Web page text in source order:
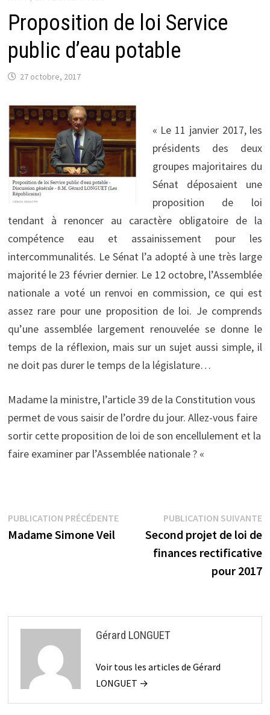
Proposition de loi Service
public d’eau potable
27 octobre, 2017
« Le 11 janvier 2017, les
présidents des deux
groupes majoritaires du
Sénat déposaient une
proposition de loi
tendant à renoncer au caractère obligatoire de la
compétence eau et assainissement pour les
intercommunalités. Le Sénat l’a adopté à une très large
majorité le 23 février dernier. Le 12 octobre, l’Assemblée
nationale a voté un renvoi en commission, ce qui est
assez rare pour une proposition de loi. Je comprends
qu’une assemblée largement renouvelée se donne le
temps de la réflexion, mais sur un sujet aussi simple, il
ne doit pas durer le temps de la législature…
Madame la ministre, l’article 39 de la Constitution vous
permet de vous saisir de l’ordre du jour. Allez-vous faire
sortir cette proposition de loi de son encellulement et la
faire examiner par l’Assemblée nationale ? «
Navigation
de
PUBLICATION PRÉCÉDENTEPublication
précédente :
Madame Simone Veil
PUBLICATION SUIVANTE
Second projet de loi de
finances rectificative
pour 2017
Gérard LONGUET
Voir tous les articles de Gérard
LONGUET →